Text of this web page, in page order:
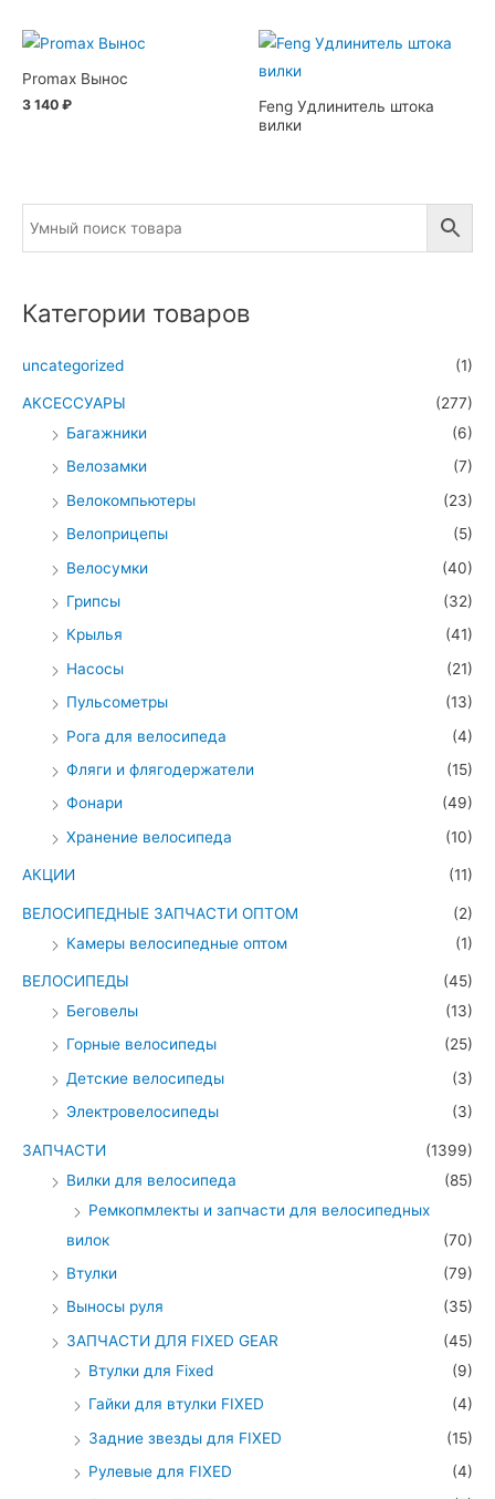
Promax Вынос
3 140 ₽
Feng Удлинитель штока
вилки
Категории товаров
uncategorized (1)
АКСЕССУАРЫ
(277)
Багажники
(6)
Велозамки
(7)
Велокомпьютеры
(23)
Велоприцепы
(5)
Велосумки
(40)
Грипсы
(32)
Крылья
(41)
Насосы
(21)
Пульсометры
(13)
Рога для велосипеда
(4)
Фляги и флягодержатели
(15)
Фонари
(49)
Хранение велосипеда
(10)
АКЦИИ (11)
ВЕЛОСИПЕДНЫЕ ЗАПЧАСТИ ОПТОМ
(2)
Камеры велосипедные оптом
(1)
ВЕЛОСИПЕДЫ
(45)
Беговелы
(13)
Горные велосипеды
(25)
Детские велосипеды
(3)
Электровелосипеды
(3)
ЗАПЧАСТИ
(1399)
Вилки для велосипеда
(85)
Ремкопмлекты и запчасти для велосипедных
вилок
(70)
Втулки
(79)
Выносы руля
(35)
ЗАПЧАСТИ ДЛЯ FIXED GEAR
(45)
Втулки для Fixed
(9)
Гайки для втулки FIXED
(4)
Задние звезды для FIXED
(15)
Рулевые для FIXED
(4)